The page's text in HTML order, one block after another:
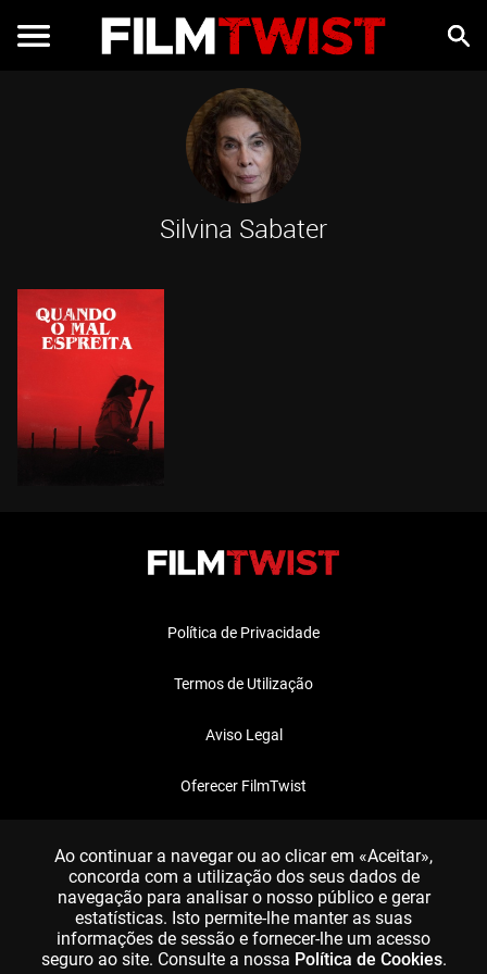
Silvina Sabater
Política de Privacidade
Termos de Utilização
Aviso Legal
Oferecer FilmTwist
Ao continuar a navegar ou ao clicar em «Aceitar»,
concorda com a utilização dos seus dados de
navegação para analisar o nosso público e gerar
estatísticas. Isto permite-lhe manter as suas
informações de sessão e fornecer-lhe um acesso
seguro ao site. Consulte a nossa Política de Cookies.